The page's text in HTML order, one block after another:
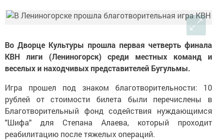
Во Дворце Культуры прошла первая четверть финала
КВН лиги (Лениногорск) среди местных команд и
веселых и находчивых представителей Бугульмы.
Игра прошел под знаком благотворительности: 10
рублей от стоимости билета были перечислены в
Благотворительный фонд содействия нуждающимся
"Шифа" для Степана Алаева, который проходит
реабилитацию после тяжелых операций.